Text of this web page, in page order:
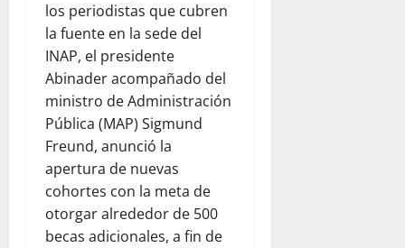
los periodistas que cubren
la fuente en la sede del
INAP, el presidente
Abinader acompañado del
ministro de Administración
Pública (MAP) Sigmund
Freund, anunció la
apertura de nuevas
cohortes con la meta de
otorgar alrededor de 500
becas adicionales, a fin de